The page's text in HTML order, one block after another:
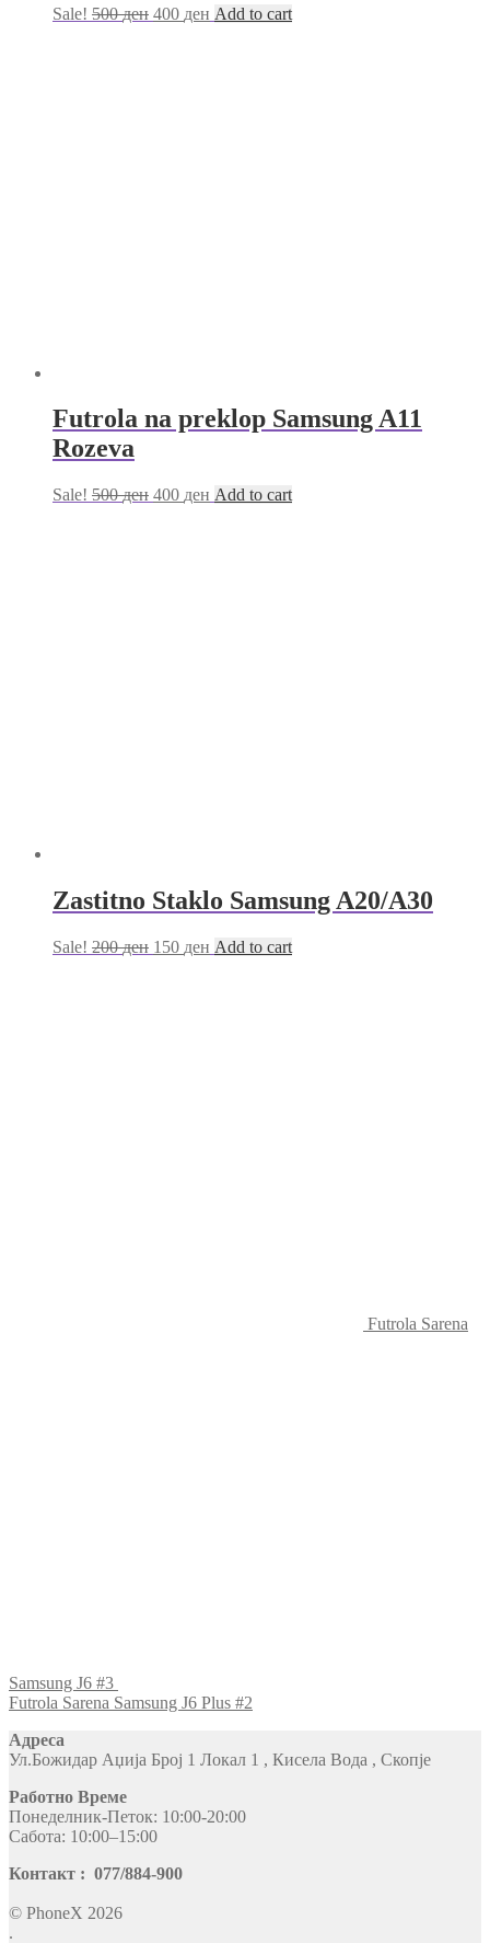
Sale! 500ден 400 ден Add to cart
Futrola na preklop Samsung A11
Rozeva
Sale! 500ден 400 ден Add to cart
Zastitno Staklo Samsung A20/A30
Sale! 200ден 150 ден Add to cart
Futrola Sarena
Samsung J6 #3
Futrola Sarena Samsung J6 Plus #2
Адреса
Ул.Божидар Аџија Број 1 Локал 1 , Кисела Вода , Скопје
Работно Време
Понеделник-Петок: 10:00-20:00
Сабота: 10:00–15:00
Контакт : 077/884-900
© PhoneX 2026
.